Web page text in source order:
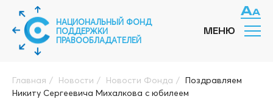
НАЦИОНАЛЬНЫЙ ФОНД
ПОДДЕРЖКИ
ПРАВООБЛАДАТЕЛЕЙ
МЕНЮ
Главная / Новости / Новости Фонда / Поздравляем
Никиту Сергеевича Михалкова с юбилеем